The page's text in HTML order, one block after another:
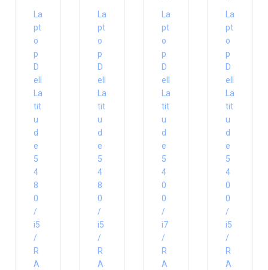
La
pt
o
p
D
ell
La
tit
u
d
e
5
4
8
0
/
i5
/
R
A
La
pt
o
p
D
ell
La
tit
u
d
e
5
4
8
0
/
i5
/
R
A
La
pt
o
p
D
ell
La
tit
u
d
e
5
4
0
0
/
i7
/
R
A
La
pt
o
p
D
ell
La
tit
u
d
e
5
4
0
0
/
i5
/
R
A